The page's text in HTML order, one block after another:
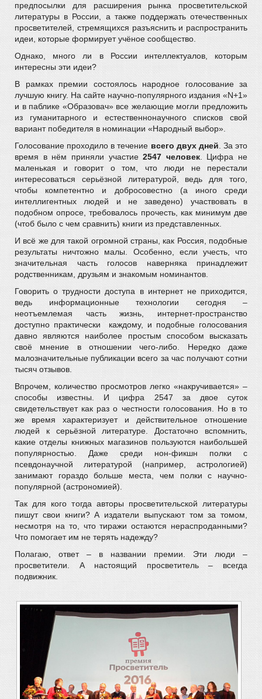
предпосылки для расширения рынка просветительской
литературы в России, а также поддержать отечественных
просветителей, стремящихся разъяснить и распространить
идеи, которые формирует учёное сообщество.
Однако, много ли в России интеллектуалов, которым
интересны эти идеи?
В рамках премии состоялось народное голосование за
лучшую книгу. На сайте научно-популярного издания «N+1»
и в паблике «Образовач» все желающие могли предложить
из гуманитарного и естественнонаучного списков свой
вариант победителя в номинации «Народный выбор».
Голосование проходило в течение всего двух дней. За это
время в нём приняли участие2547 человек. Цифра не
маленькая и говорит о том, что люди не перестали
интересоваться серьёзной литературой, ведь для того,
чтобы компетентно и добросовестно (а иного среди
интеллигентных людей и не заведено) участвовать в
подобном опросе, требовалось прочесть, как минимум две
(чтоб было с чем сравнить) книги из представленных.
И всё же для такой огромной страны, как Россия, подобные
результаты ничтожно малы. Особенно, если учесть, что
значительная часть голосов наверняка принадлежит
родственникам, друзьям и знакомым номинантов.
Говорить о трудности доступа в интернет не приходится,
ведь информационные технологии сегодня –
неотъемлемая часть жизнь, интернет-пространство
доступно практически каждому, и подобные голосования
давно являются наиболее простым способом высказать
своё мнение в отношении чего-либо. Нередко даже
малозначительные публикации всего за час получают сотни
тысяч отзывов.
Впрочем, количество просмотров легко «накручивается» –
способы известны. И цифра 2547 за двое суток
свидетельствует как раз о честности голосования. Но в то
же время характеризует и действительное отношение
людей к серьёзной литературе. Достаточно вспомнить,
какие отделы книжных магазинов пользуются наибольшей
популярностью. Даже среди нон-фикшн полки с
псевдонаучной литературой (например, астрологией)
занимают гораздо больше места, чем полки с научно-
популярной (астрономией).
Так для кого тогда авторы просветительской литературы
пишут свои книги? А издатели выпускают том за томом,
несмотря на то, что тиражи остаются нераспроданными?
Что помогает им не терять надежду?
Полагаю, ответ – в названии премии. Эти люди –
просветители. А настоящий просветитель – всегда
подвижник.